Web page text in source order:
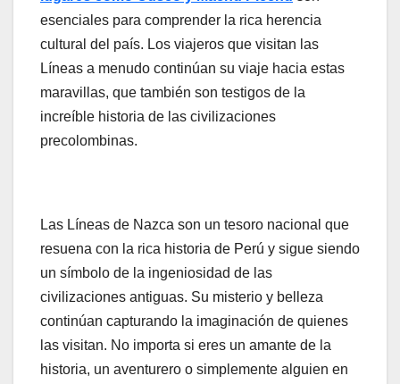
esenciales para comprender la rica herencia
cultural del país. Los viajeros que visitan las
Líneas a menudo continúan su viaje hacia estas
maravillas, que también son testigos de la
increíble historia de las civilizaciones
precolombinas.
Las Líneas de Nazca son un tesoro nacional que
resuena con la rica historia de Perú y sigue siendo
un símbolo de la ingeniosidad de las
civilizaciones antiguas. Su misterio y belleza
continúan capturando la imaginación de quienes
las visitan. No importa si eres un amante de la
historia, un aventurero o simplemente alguien en